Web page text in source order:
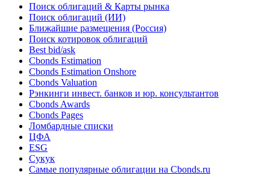
Поиск облигаций & Карты рынка
Поиск облигаций (ИИ)
Ближайшие размещения (Россия)
Поиск котировок облигаций
Best bid/ask
Cbonds Estimation
Cbonds Estimation Onshore
Cbonds Valuation
Рэнкинги инвест. банков и юр. консультантов
Cbonds Awards
Cbonds Pages
Ломбардные списки
ЦФА
ESG
Сукук
Самые популярные облигации на Cbonds.ru